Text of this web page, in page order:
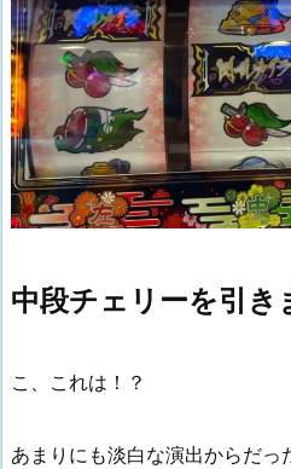
中段チェリーを引き
こ、これは！？
あまりにも淡白な演出からだっ